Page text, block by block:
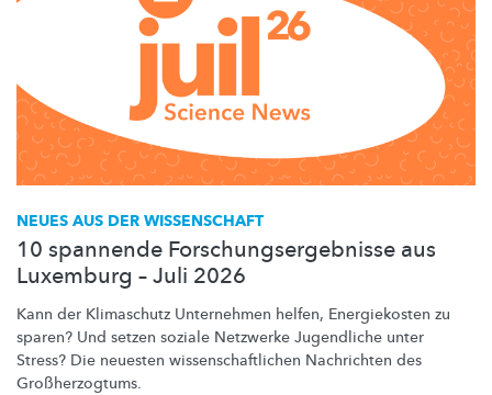
NEUES AUS DER WISSENSCHAFT
10 spannende Forschungsergebnisse aus
Luxemburg – Juli 2026
Kann der Klimaschutz Unternehmen helfen, Energiekosten zu
sparen? Und setzen soziale Netzwerke Jugendliche unter
Stress? Die neuesten wissenschaftlichen Nachrichten des
Großherzogtums.